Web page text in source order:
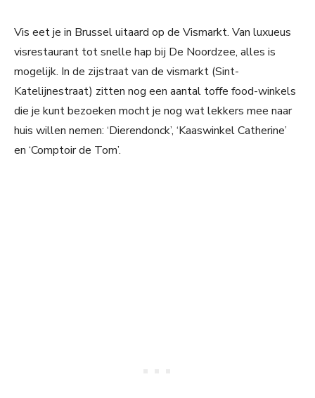
Vis eet je in Brussel uitaard op de Vismarkt. Van luxueus
visrestaurant tot snelle hap bij De Noordzee, alles is
mogelijk. In de zijstraat van de vismarkt (Sint-
Katelijnestraat) zitten nog een aantal toffe food-winkels
die je kunt bezoeken mocht je nog wat lekkers mee naar
huis willen nemen: ‘Dierendonck’, ‘Kaaswinkel Catherine’
en ‘Comptoir de Tom’.